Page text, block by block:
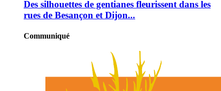
Des silhouettes de gentianes fleurissent dans les
rues de Besançon et Dijon...
Communiqué